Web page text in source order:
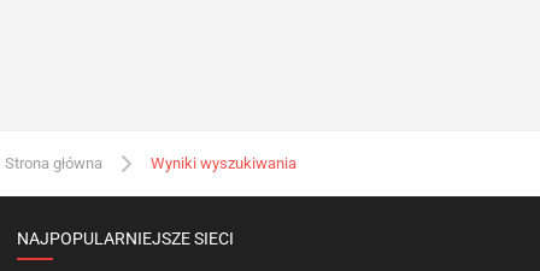
Strona główna Wyniki wyszukiwania
NAJPOPULARNIEJSZE SIECI